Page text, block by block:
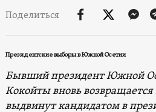
Поделиться
Президентские выборы в Южной Осетии
Бывший президент Южной
Кокойты вновь
выдвинут кандидатом в